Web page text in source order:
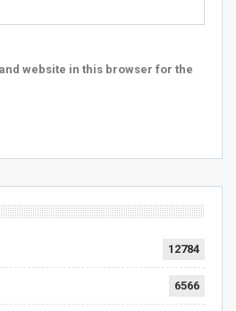
website in this browser for the
12784
6566